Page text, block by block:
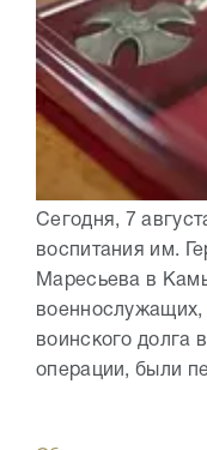
Сегодня, 7
воспитания им.
Маресьева в
военнослужащих,
воинского долга
операции, были